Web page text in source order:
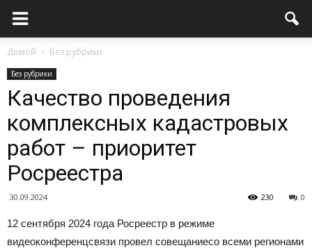
Домой Без рубрики
Без рубрики
Качество проведения
комплексных кадастровых
работ – приоритет
Росреестра
30.09.2024 0
230
12 сентября 2024 года Росреестр в режиме
видеоконференцсвязи провел совещаниесо всеми регионами